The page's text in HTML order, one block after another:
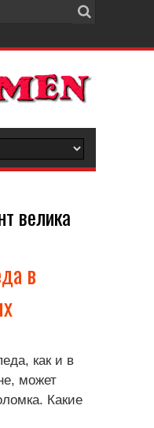
велика
в
как и в
может
Какие